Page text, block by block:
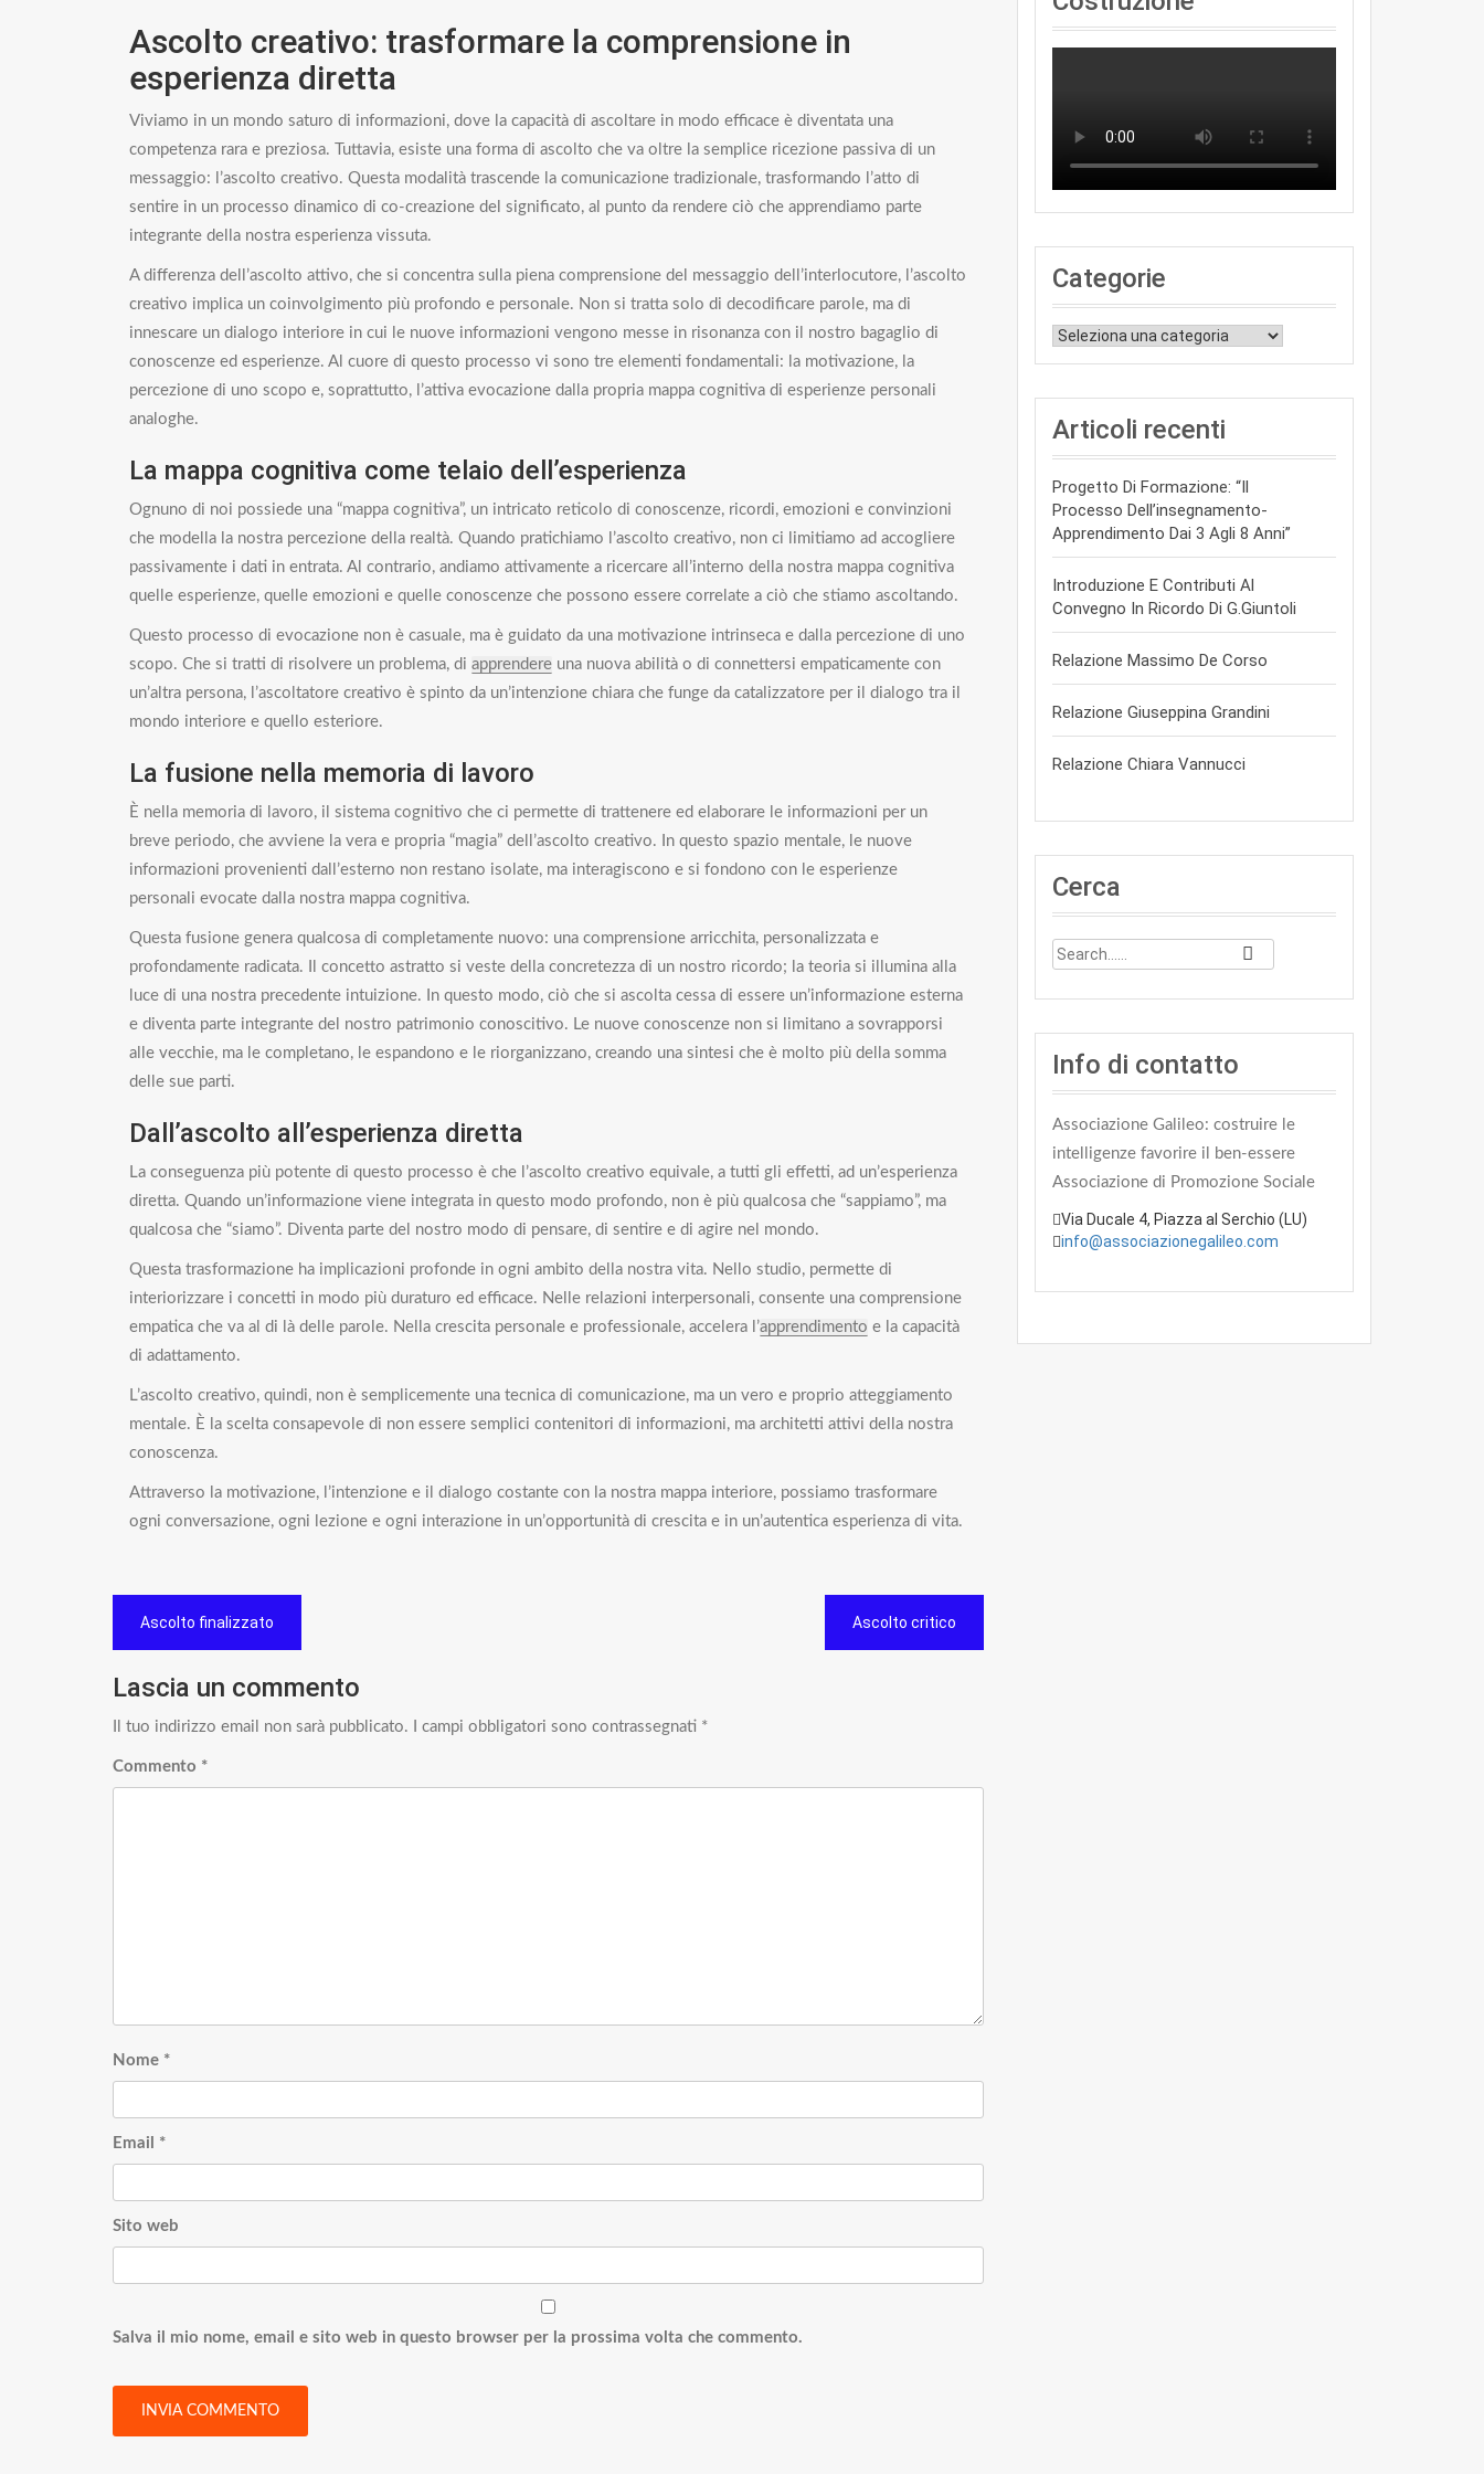
Ascolto creativo: trasformare la comprensione in
esperienza diretta
Viviamo in un mondo saturo di informazioni, dove la capacità di ascoltare in modo efficace è diventata una
competenza rara e preziosa. Tuttavia, esiste una forma di ascolto che va oltre la semplice ricezione passiva di un
messaggio: l’ascolto creativo. Questa modalità trascende la comunicazione tradizionale, trasformando l’atto di
sentire in un processo dinamico di co-creazione del significato, al punto da rendere ciò che apprendiamo parte
integrante della nostra esperienza vissuta.
A differenza dell’ascolto attivo, che si concentra sulla piena comprensione del messaggio dell’interlocutore, l’ascolto
creativo implica un coinvolgimento più profondo e personale. Non si tratta solo di decodificare parole, ma di
innescare un dialogo interiore in cui le nuove informazioni vengono messe in risonanza con il nostro bagaglio di
conoscenze ed esperienze. Al cuore di questo processo vi sono tre elementi fondamentali: la motivazione, la
percezione di uno scopo e, soprattutto, l’attiva evocazione dalla propria mappa cognitiva di esperienze personali
analoghe.
La mappa cognitiva come telaio dell’esperienza
Ognuno di noi possiede una “mappa cognitiva”, un intricato reticolo di conoscenze, ricordi, emozioni e convinzioni
che modella la nostra percezione della realtà. Quando pratichiamo l’ascolto creativo, non ci limitiamo ad accogliere
passivamente i dati in entrata. Al contrario, andiamo attivamente a ricercare all’interno della nostra mappa cognitiva
quelle esperienze, quelle emozioni e quelle conoscenze che possono essere correlate a ciò che stiamo ascoltando.
Questo processo di evocazione non è casuale, ma è guidato da una motivazione intrinseca e dalla percezione di uno
scopo. Che si tratti di risolvere un problema, di apprendere una nuova abilità o di connettersi empaticamente con
un’altra persona, l’ascoltatore creativo è spinto da un’intenzione chiara che funge da catalizzatore per il dialogo tra il
mondo interiore e quello esteriore.
La fusione nella memoria di lavoro
È nella memoria di lavoro, il sistema cognitivo che ci permette di trattenere ed elaborare le informazioni per un
breve periodo, che avviene la vera e propria “magia” dell’ascolto creativo. In questo spazio mentale, le nuove
informazioni provenienti dall’esterno non restano isolate, ma interagiscono e si fondono con le esperienze
personali evocate dalla nostra mappa cognitiva.
Questa fusione genera qualcosa di completamente nuovo: una comprensione arricchita, personalizzata e
profondamente radicata. Il concetto astratto si veste della concretezza di un nostro ricordo; la teoria si illumina alla
luce di una nostra precedente intuizione. In questo modo, ciò che si ascolta cessa di essere un’informazione esterna
e diventa parte integrante del nostro patrimonio conoscitivo. Le nuove conoscenze non si limitano a sovrapporsi
alle vecchie, ma le completano, le espandono e le riorganizzano, creando una sintesi che è molto più della somma
delle sue parti.
Dall’ascolto all’esperienza diretta
La conseguenza più potente di questo processo è che l’ascolto creativo equivale, a tutti gli effetti, ad un’esperienza
diretta. Quando un’informazione viene integrata in questo modo profondo, non è più qualcosa che “sappiamo”, ma
qualcosa che “siamo”. Diventa parte del nostro modo di pensare, di sentire e di agire nel mondo.
Questa trasformazione ha implicazioni profonde in ogni ambito della nostra vita. Nello studio, permette di
interiorizzare i concetti in modo più duraturo ed efficace. Nelle relazioni interpersonali, consente una comprensione
empatica che va al di là delle parole. Nella crescita personale e professionale, accelera l’apprendimento e la capacità
di adattamento.
L’ascolto creativo, quindi, non è semplicemente una tecnica di comunicazione, ma un vero e proprio atteggiamento
mentale. È la scelta consapevole di non essere semplici contenitori di informazioni, ma architetti attivi della nostra
conoscenza.
Attraverso la motivazione, l’intenzione e il dialogo costante con la nostra mappa interiore, possiamo trasformare
ogni conversazione, ogni lezione e ogni interazione in un’opportunità di crescita e in un’autentica esperienza di vita.
Navigazione
articoli
Ascolto finalizzato Ascolto critico
Lascia un commento
Il tuo indirizzo email non sarà pubblicato. I campi obbligatori sono contrassegnati *
Commento *
Nome *
Email *
Sito web
Salva il mio nome, email e sito web in questo browser per la prossima volta che commento.
Categorie
Categorie
Articoli recenti
Progetto Di Formazione: “Il
Processo Dell’insegnamento-
Apprendimento Dai 3 Agli 8 Anni”
Introduzione E Contributi Al
Convegno In Ricordo Di G.Giuntoli
Relazione Massimo De Corso
Relazione Giuseppina Grandini
Relazione Chiara Vannucci
Cerca
Info di contatto
Associazione Galileo: costruire le
intelligenze favorire il ben-essere
Associazione di Promozione Sociale
Via Ducale 4, Piazza al Serchio (LU)
info@associazionegalileo.com